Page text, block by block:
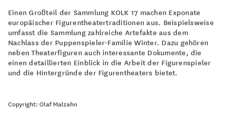
Einen Großteil der Sammlung KOLK 17 machen Exponate
europäischer Figurentheatertraditionen aus. Beispielsweise
umfasst die Sammlung zahlreiche Artefakte aus dem
Nachlass der Puppenspieler-Familie Winter. Dazu gehören
neben Theaterfiguren auch interessante Dokumente, die
einen detaillierten Einblick in die Arbeit der Figurenspieler
und die Hintergründe der Figurentheaters bietet.
Copyright: Olaf Malzahn